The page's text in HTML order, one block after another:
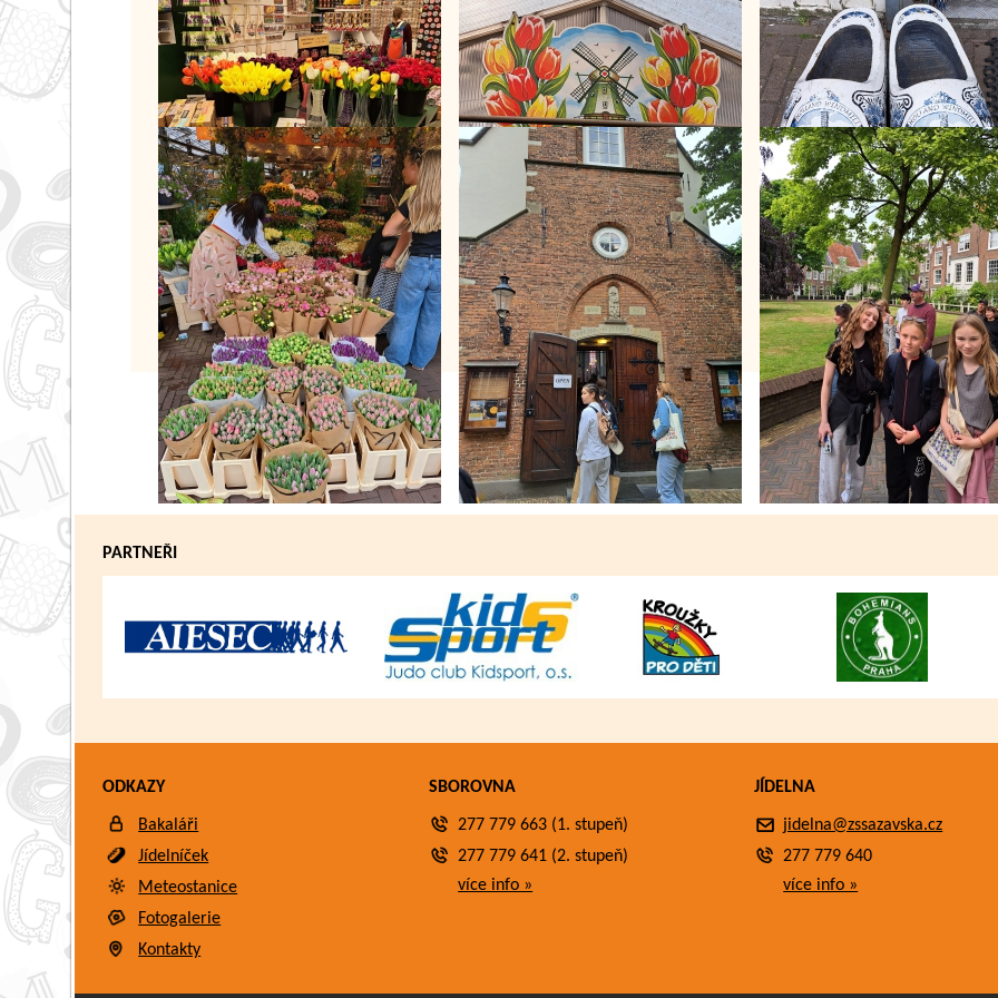
PARTNEŘI
ODKAZY
Bakaláři
Jídelníček
Meteostanice
Fotogalerie
Kontakty
SBOROVNA
277 779 663 (1. stupeň)
277 779 641 (2. stupeň)
více info »
JÍDELNA
jidelna@zssazavska.cz
277 779 640
více info »